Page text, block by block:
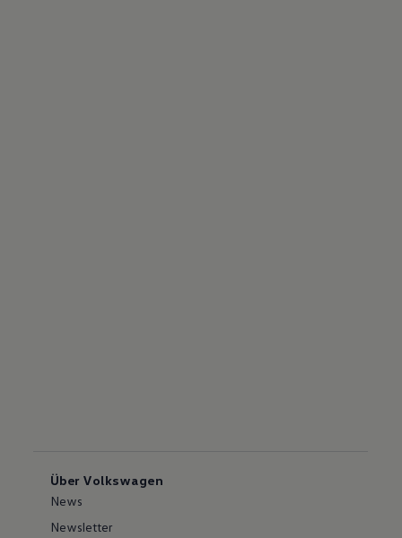
Über Volkswagen
News
Newsletter